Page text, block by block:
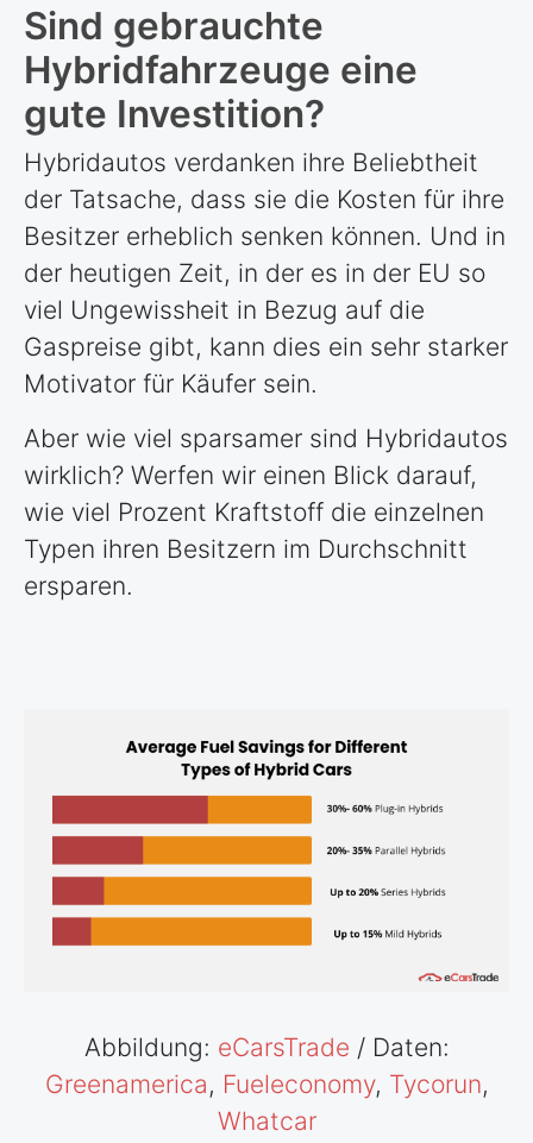
Sind gebrauchte
Hybridfahrzeuge eine
gute Investition?
Hybridautos verdanken ihre Beliebtheit
der Tatsache, dass sie die Kosten für ihre
Besitzer erheblich senken können. Und in
der heutigen Zeit, in der es in der EU so
viel Ungewissheit in Bezug auf die
Gaspreise gibt, kann dies ein sehr starker
Motivator für Käufer sein.
Aber wie viel sparsamer sind Hybridautos
wirklich? Werfen wir einen Blick darauf,
wie viel Prozent Kraftstoff die einzelnen
Typen ihren Besitzern im Durchschnitt
ersparen.
Abbildung: eCarsTrade / Daten:
Greenamerica, Fueleconomy, Tycorun,
Whatcar